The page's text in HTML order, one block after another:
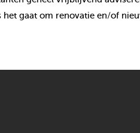
gaat om renovatie en/of